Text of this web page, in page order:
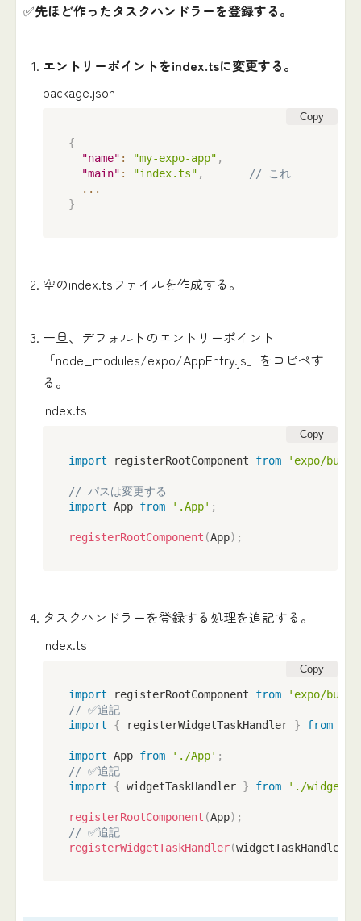
✅先ほど作ったタスクハンドラーを登録する。
エントリーポイントをindex.tsに変更する。
package.json
Copy
{
"name" : "my-expo-app" ,
"main" : "index.ts" ,
// これ
...
}
空のindex.tsファイルを作成する。
一旦、デフォルトのエントリーポイント
「node_modules/expo/AppEntry.js」をコピペす
る。
index.ts
Copy
import registerRootComponent from 'expo/
// パスは変更する
import App from '.App' ;
registerRootComponent (App) ;
タスクハンドラーを登録する処理を追記する。
index.ts
Copy
import registerRootComponent from
'expo/
// ✅追記
import
{ registerWidgetTaskHandler } from
import App from './App' ;
// ✅追記
import
{ widgetTaskHandler } from './widget-
registerRootComponent (App) ;
// ✅追記
registerWidgetTaskHandler(widgetTaskHandler